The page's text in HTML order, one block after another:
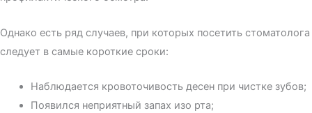
Однако есть ряд случаев, при которых посетить стоматолога
следует в самые короткие сроки:
Наблюдается кровоточивость десен при чистке зубов;
Появился неприятный запах изо рта;